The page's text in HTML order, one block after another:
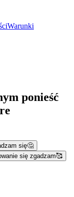
Warunki
ponieść
się🤔
się zgadzam🥰